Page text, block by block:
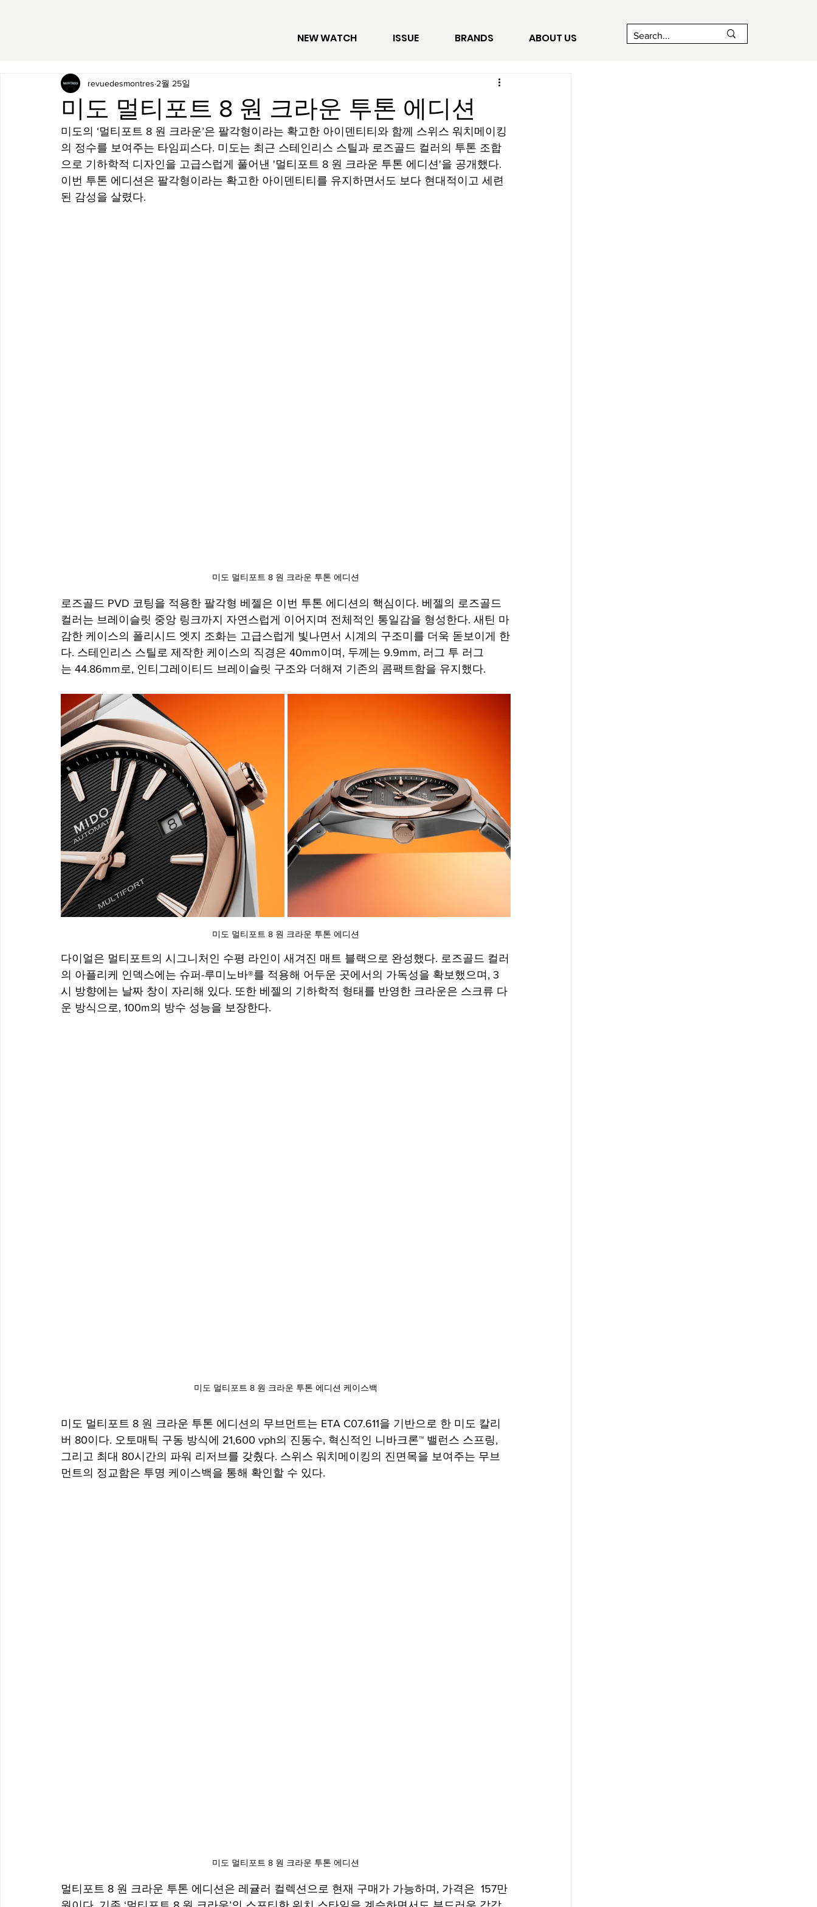
NEW WATCH ISSUE BRANDS ABOUT US
미도 멀티포트 8 원 크라운 투톤 에디션
revuedesmontres 2월 25일
미도의 ‘멀티포트 8 원 크라운’은 팔각형이라는 확고한 아이덴티티와 함께 스위스 워치메이킹
의 정수를 보여주는 타임피스다. 미도는 최근 스테인리스 스틸과 로즈골드 컬러의 투톤 조합
으로 기하학적 디자인을 고급스럽게 풀어낸 '멀티포트 8 원 크라운 투톤 에디션'을 공개했다.
이번 투톤 에디션은 팔각형이라는 확고한 아이덴티티를 유지하면서도 보다 현대적이고 세련
된 감성을 살렸다.
미도 멀티포트 8 원 크라운 투톤 에디션
로즈골드 PVD 코팅을 적용한 팔각형 베젤은 이번 투톤 에디션의 핵심이다. 베젤의 로즈골드
컬러는 브레이슬릿 중앙 링크까지 자연스럽게 이어지며 전체적인 통일감을 형성한다. 새틴 마
감한 케이스의 폴리시드 엣지 조화는 고급스럽게 빛나면서 시계의 구조미를 더욱 돋보이게 한
다. 스테인리스 스틸로 제작한 케이스의 직경은 40mm이며, 두께는 9.9mm, 러그 투 러그
는 44.86mm로, 인티그레이티드 브레이슬릿 구조와 더해져 기존의 콤팩트함을 유지했다.
미도 멀티포트 8 원 크라운 투톤 에디션
다이얼은 멀티포트의 시그니처인 수평 라인이 새겨진 매트 블랙으로 완성했다. 로즈골드 컬러
의 아플리케 인덱스에는 슈퍼-루미노바®를 적용해 어두운 곳에서의 가독성을 확보했으며, 3
시 방향에는 날짜 창이 자리해 있다. 또한 베젤의 기하학적 형태를 반영한 크라운은 스크류 다
운 방식으로, 100m의 방수 성능을 보장한다.
미도 멀티포트 8 원 크라운 투톤 에디션 케이스백
미도 멀티포트 8 원 크라운 투톤 에디션의 무브먼트는 ETA C07.611을 기반으로 한 미도 칼리
버 80이다. 오토매틱 구동 방식에 21,600 vph의 진동수, 혁신적인 니바크론™ 밸런스 스프링,
그리고 최대 80시간의 파워 리저브를 갖췄다. 스위스 워치메이킹의 진면목을 보여주는 무브
먼트의 정교함은 투명 케이스백을 통해 확인할 수 있다.
미도 멀티포트 8 원 크라운 투톤 에디션
멀티포트 8 원 크라운 투톤 에디션은 레귤러 컬렉션으로 현재 구매가 가능하며, 가격은  157만